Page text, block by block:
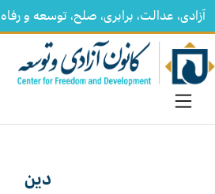
آزادی، عدالت، برابری، صلح، توسعه و رفاه
دین